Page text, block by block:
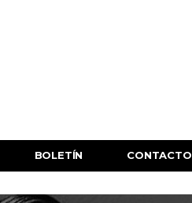
BOLETÍN CONTACTO